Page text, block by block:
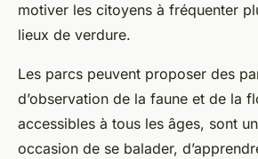
motiver les citoyens à fréquenter
lieux de verdure.
Les parcs peuvent proposer des
d’observation de la faune et de la
accessibles à tous les âges, sont
occasion de se balader,